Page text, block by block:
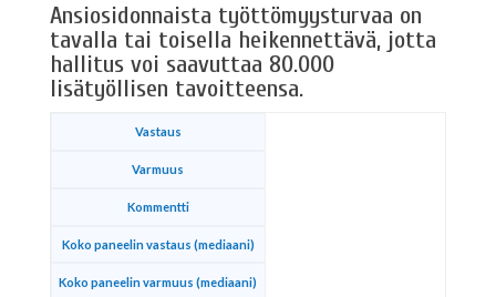
Ansiosidonnaista työttömyysturvaa on
tavalla tai toisella heikennettävä, jotta
hallitus voi saavuttaa 80.000
lisätyöllisen tavoitteensa.
Vastaus
Varmuus
Kommentti
Koko paneelin vastaus (mediaani)
Koko paneelin varmuus (mediaani)